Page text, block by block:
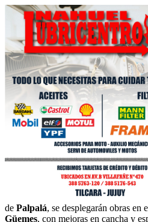
de Palpalá, se desplegarán obras en
Güemes, con mejoras en cancha y